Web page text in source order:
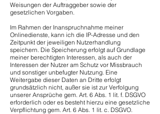
Weisungen der Auftraggeber sowie der
gesetzlichen Vorgaben.
Im Rahmen der Inanspruchnahme meiner
Onlinedienste, kann ich die IP-Adresse und den
Zeitpunkt der jeweiligen Nutzerhandlung
speichern. Die Speicherung erfolgt auf Grundlage
meiner berechtigten Interessen, als auch der
Interessen der Nutzer am Schutz vor Missbrauch
und sonstiger unbefugter Nutzung. Eine
Weitergabe dieser Daten an Dritte erfolgt
grundsätzlich nicht, außer sie ist zur Verfolgung
unserer Ansprüche gem. Art. 6 Abs. 1 lit. f. DSGVO
erforderlich oder es besteht hierzu eine gesetzliche
Verpflichtung gem. Art. 6 Abs. 1 lit. c. DSGVO.